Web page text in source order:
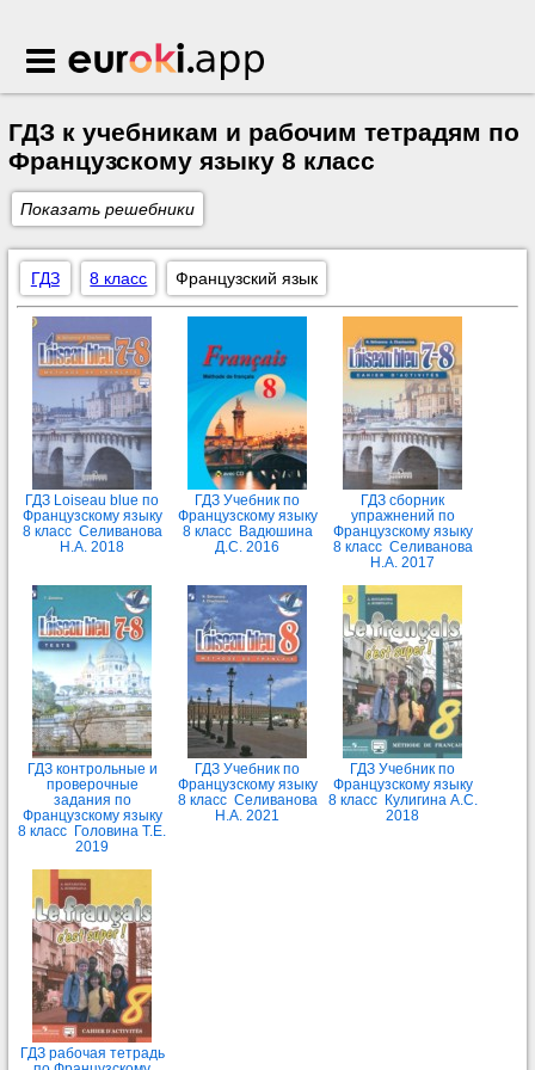
Euroki.app
ГДЗ к учебникам и рабочим тетрадям по
Французскому языку 8 класс
Показать решебники
ГДЗ 8 класс Французский язык
ГДЗ Loiseau blue по
Французскому языку
8 класс Селиванова
Н.А. 2018
ГДЗ Учебник по
Французскому языку
8 класс Вадюшина
Д.С. 2016
ГДЗ сборник
упражнений по
Французскому языку
8 класс Селиванова
Н.А. 2017
ГДЗ контрольные и
проверочные
задания по
Французскому языку
8 класс Головина Т.Е.
2019
ГДЗ Учебник по
Французскому языку
8 класс Селиванова
Н.А. 2021
ГДЗ Учебник по
Французскому языку
8 класс Кулигина А.С.
2018
ГДЗ рабочая тетрадь